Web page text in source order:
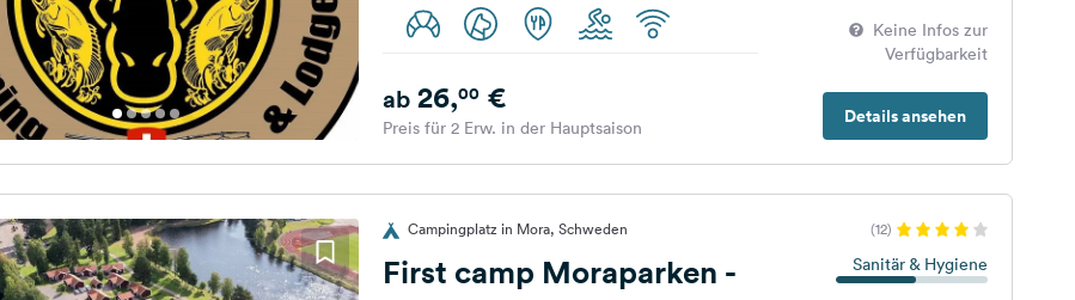
Keine Infos zur
Verfügbarkeit
Details ansehen
ab26,00€
Preis für 2 Erw. in der Hauptsaison
Campingplatz in Mora, Schweden (12)
First camp Moraparken -
Sanitär & Hygiene